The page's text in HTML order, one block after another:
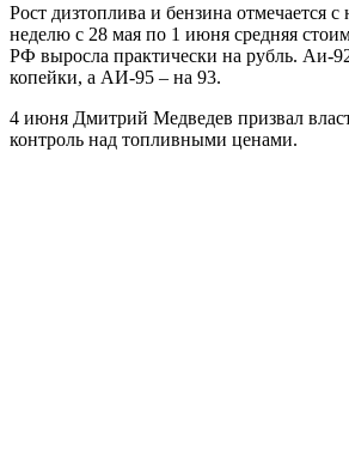
Рост дизтоплива и бензина отмечается с
неделю с 28 мая по 1 июня средняя
РФ выросла практически на рубль. Аи-
копейки, а АИ-95 – на 93.
4 июня Дмитрий Медведев призвал
контроль над топливными ценами.